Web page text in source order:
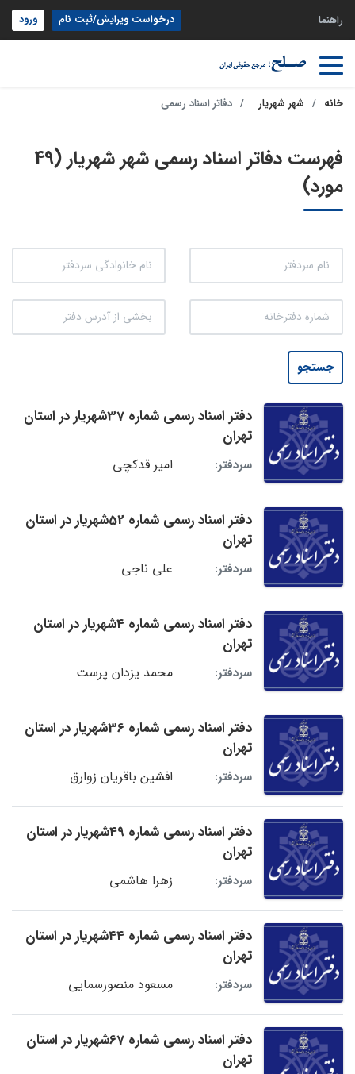
راهنما درخواست ویرایش/ثبت نام ورود
خانه شهر شهریار دفاتر اسناد رسمی
فهرست دفاتر اسناد رسمی شهر شهریار (49
مورد)
جستجو
دفتر اسناد رسمی شماره 37شهریار در استان
تهران
سردفتر: امیر قدکچی
دفتر اسناد رسمی شماره 52شهریار در استان
تهران
سردفتر: علی ناجی
دفتر اسناد رسمی شماره 4شهریار در استان
تهران
سردفتر: محمد یزدان پرست
دفتر اسناد رسمی شماره 36شهریار در استان
تهران
سردفتر: افشین باقریان زوارق
دفتر اسناد رسمی شماره 49شهریار در استان
تهران
سردفتر: زهرا هاشمی
دفتر اسناد رسمی شماره 44شهریار در استان
تهران
سردفتر: مسعود منصورسمایی
دفتر اسناد رسمی شماره 67شهریار در استان
تهران